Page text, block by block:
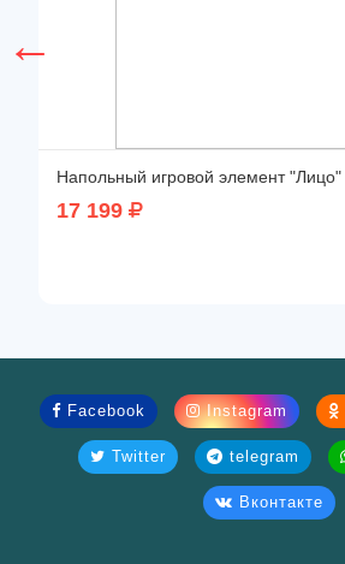
Напольный игровой элемент "Лицо"
17 199
Facebook Instagram
Twitter telegram
Вконтакте